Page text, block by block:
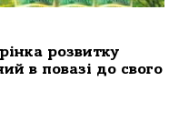
розвитку
в повазі до свого